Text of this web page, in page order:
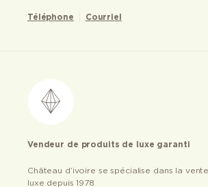
Téléphone Courriel
Vendeur de produits de luxe garanti
Château d’ivoire se spécialise dans la
luxe depuis 1978